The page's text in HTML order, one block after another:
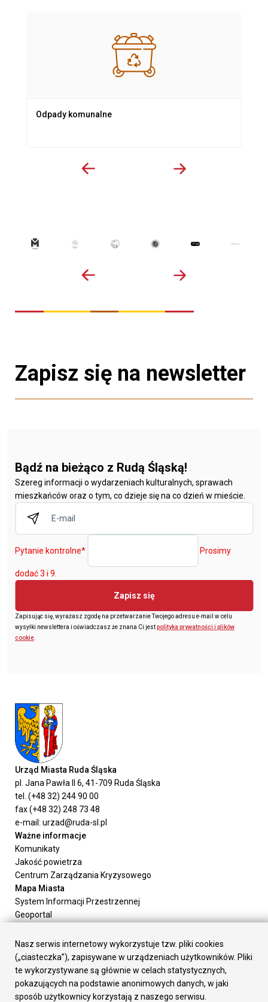
Odpady komunalne
Zapisz się na newsletter
Bądź na bieżąco z Rudą Śląską!
Szereg informacji o wydarzeniach kulturalnych, sprawach
mieszkańców oraz o tym, co dzieje się na co dzień w mieście.
Pytanie kontrolne* Prosimy
dodać 3 i 9.
Zapisz się
Zapisując się, wyrażasz zgodę na przetwarzanie Twojego adresu e-mail w celu
wysyłki newslettera i oświadczasz że znana Ci jestpolityka prywatności i plików
cookie.
Urząd Miasta Ruda Śląska
pl. Jana Pawła II 6, 41-709 Ruda Śląska
tel. (+48 32) 244 90 00
fax (+48 32) 248 73 48
e-mail: urzad@ruda-sl.pl
Ważne informacje
Komunikaty
Jakość powietrza
Centrum Zarządzania Kryzysowego
Mapa Miasta
System Informacji Przestrzennej
Geoportal
Załatw sprawę
Prezydent Miasta
Rada Miasta
Wydziały
Elektroniczna Skrzynka Podawcza
Nasz serwis internetowy wykorzystuje tzw. pliki cookies
(„ciasteczka”), zapisywane w urządzeniach użytkowników. Pliki
te wykorzystywane są głównie w celach statystycznych,
pokazujących na podstawie anonimowych danych, w jaki
sposób użytkownicy korzystają z naszego serwisu.